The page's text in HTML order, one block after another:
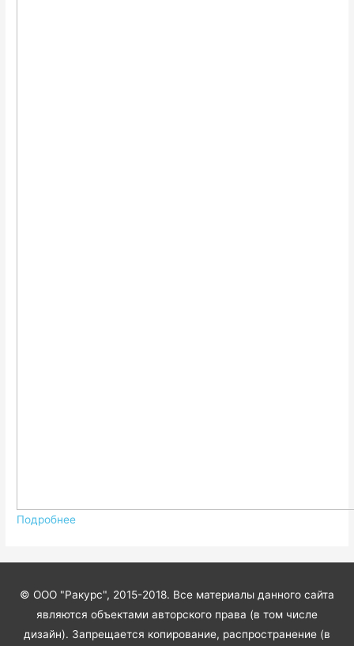
Подробнее
© ООО "Ракурс", 2015-2018. Все материалы данного сайта
являются объектами авторского права (в том числе
дизайн). Запрещается копирование, распространение (в